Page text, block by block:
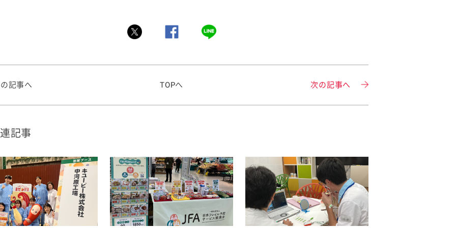
記事へ TOPへ 次の記事へ
記事